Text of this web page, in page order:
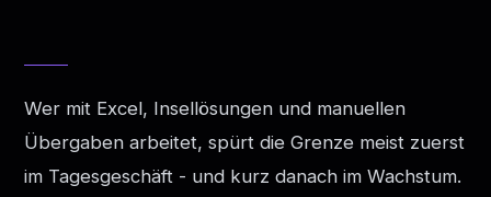
Wer mit Excel, Insellösungen und manuellen
Übergaben arbeitet, spürt die Grenze meist zuerst
im Tagesgeschäft - und kurz danach im Wachstum.